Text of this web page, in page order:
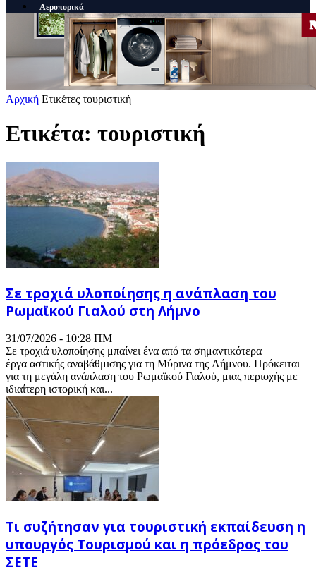
Αεροπορικά
Αρχική Ετικέτες τουριστική
Ετικέτα: τουριστική
Σε τροχιά υλοποίησης η ανάπλαση του
Ρωμαϊκού Γιαλού στη Λήμνο
31/07/2026 - 10:28 ΠΜ
Σε τροχιά υλοποίησης μπαίνει ένα από τα σημαντικότερα
έργα αστικής αναβάθμισης για τη Μύρινα της Λήμνου. Πρόκειται
για τη μεγάλη ανάπλαση του Ρωμαϊκού Γιαλού, μιας περιοχής με
ιδιαίτερη ιστορική και...
Τι συζήτησαν για τουριστική εκπαίδευση η
υπουργός Τουρισμού και η πρόεδρος του
ΣΕΤΕ